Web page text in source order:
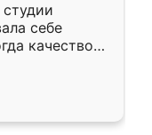
себе
качеством
уже почти